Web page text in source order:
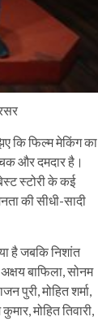
कि फिल्म मेकिंग का
और दमदार है।
स्टोरी के कई
की सीधी-सादी
है जबकि निशांत
बाफिला, सोनम
पुरी, मोहित शर्मा,
मोहित तिवारी,